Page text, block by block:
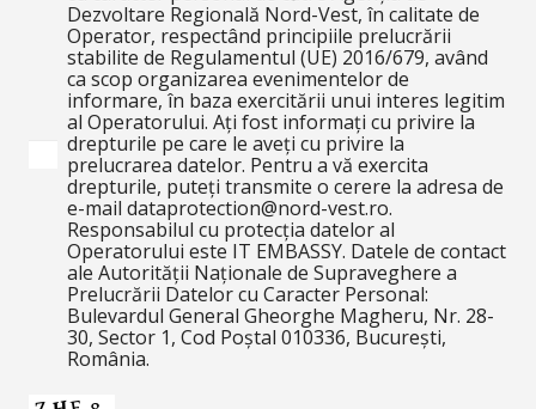
Dezvoltare Regională Nord-Vest, în calitate de
Operator, respectând principiile prelucrării
stabilite de Regulamentul (UE) 2016/679, având
ca scop organizarea evenimentelor de
informare, în baza exercitării unui interes legitim
al Operatorului. Ați fost informați cu privire la
drepturile pe care le aveți cu privire la
prelucrarea datelor. Pentru a vă exercita
drepturile, puteți transmite o cerere la adresa de
e-mail dataprotection@nord-vest.ro.
Responsabilul cu protecția datelor al
Operatorului este IT EMBASSY. Datele de contact
ale Autorității Naționale de Supraveghere a
Prelucrării Datelor cu Caracter Personal:
Bulevardul General Gheorghe Magheru, Nr. 28-
30, Sector 1, Cod Poștal 010336, București,
România.